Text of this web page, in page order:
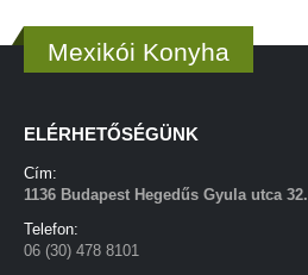
Mexikói Konyha
ELÉRHETŐSÉGÜNK
Cím:
1136 Budapest Hegedűs Gyula utca 32.
Telefon:
06 (30) 478 8101